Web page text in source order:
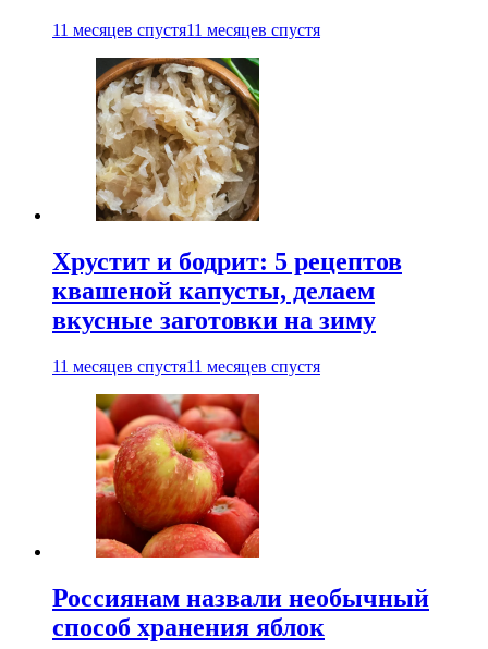
11 месяцев спустя11 месяцев спустя
Хрустит и бодрит: 5 рецептов
квашеной капусты, делаем
вкусные заготовки на зиму
11 месяцев спустя11 месяцев спустя
Россиянам назвали необычный
способ хранения яблок